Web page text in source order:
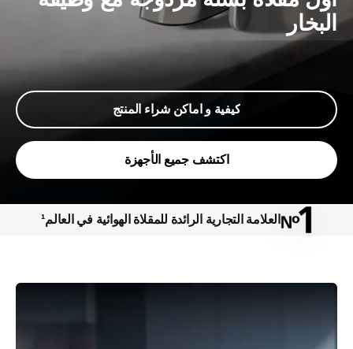
البخار
كيفية و اماكن شراء المنتج
اكتشف جميع الأجهزة
العلامة التجارية الرائدة للمقلاة الهوائية في العالم¹​